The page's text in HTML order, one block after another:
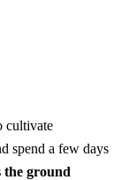
cultivate
spend a few days
the ground